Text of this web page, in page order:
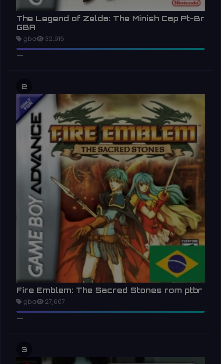
The Legend of Zelda: The Minish Cap Pt-Br
GBA
gba 32,916
2
Fire Emblem: The Sacred Stones rom ptbr
gba 27,607
3